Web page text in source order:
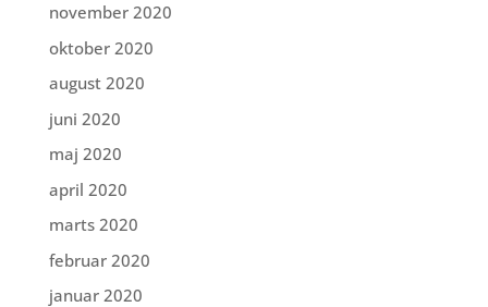
november 2020
oktober 2020
august 2020
juni 2020
maj 2020
april 2020
marts 2020
februar 2020
januar 2020